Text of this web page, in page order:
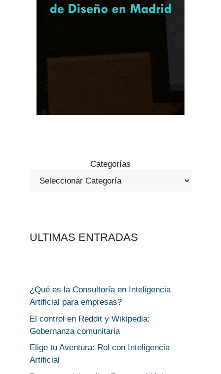
Categorías
ULTIMAS ENTRADAS
¿Qué es la Consultoría en Inteligencia
Artificial para empresas?
El control en Reddit y Wikipedia:
Gobernanza comunitaria
Elige tu Aventura: Rol con Inteligencia
Artificial